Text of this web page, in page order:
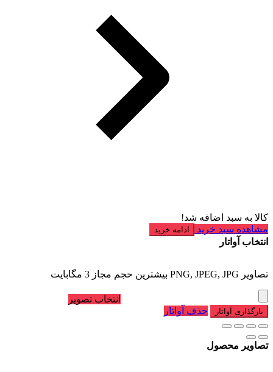
کالا به سبد اضافه شد!
مشاهده سبد خرید
ادامه خرید
انتخاب آواتار
تصاویر PNG, JPEG, JPG بیشترین حجم مجاز 3 مگابایت
انتخاب تصویر
بارگذاری آواتار حذف آواتار
تصاویر محصول